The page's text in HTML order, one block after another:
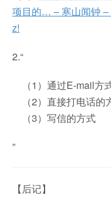
项目的… – 寒山闻钟 –
z!
2.“
（1）通过E-mail方
（2）直接打电话的
（3）写信的方式
”
【后记】